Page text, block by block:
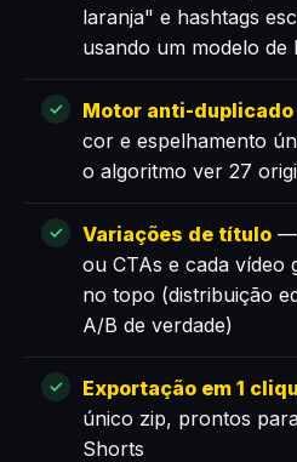
laranja" e hashtags
usando um modelo de
Motor anti-duplicado
cor e espelhamento
o algoritmo ver 27
Variações de título —
ou CTAs e cada vídeo
no topo (distribuição
A/B de verdade)
Exportação em 1
único zip, prontos
Shorts